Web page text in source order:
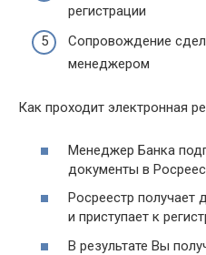
регистрации
Сопровождение
менеджером
Как проходит электронная
Менеджер Банка
документы в
Росреестр получает
и приступает к
В результате Вы